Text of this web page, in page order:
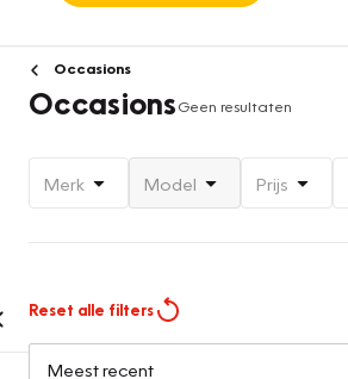
Occasions
OccasionsGeen resultaten
Merk Model Prijs
Reset alle filters